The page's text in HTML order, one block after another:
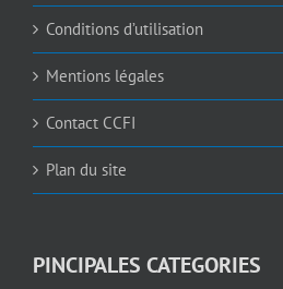
Conditions d’utilisation
Mentions légales
Contact CCFI
Plan du site
PINCIPALES CATEGORIES